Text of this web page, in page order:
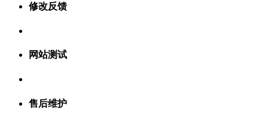
修改反馈
网站测试
售后维护